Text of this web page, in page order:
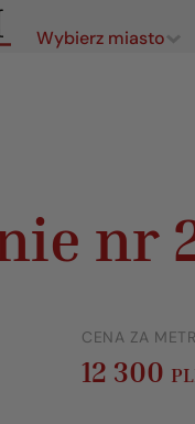
Wybierz miasto
nr
CENA ZA
12 300